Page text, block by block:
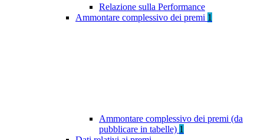
Relazione sulla Performance
Ammontare complessivo dei premi 1
Ammontare complessivo dei premi (da
pubblicare in tabelle) 1